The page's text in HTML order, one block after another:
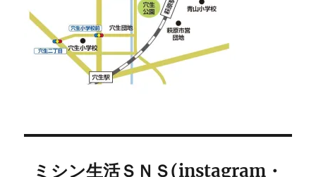
ミシン生活ＳＮＳ(instagram・